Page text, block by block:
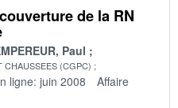
de la RN
Paul
CHAUSSEES (CGPC)
ligne: juin 2008
Affaire